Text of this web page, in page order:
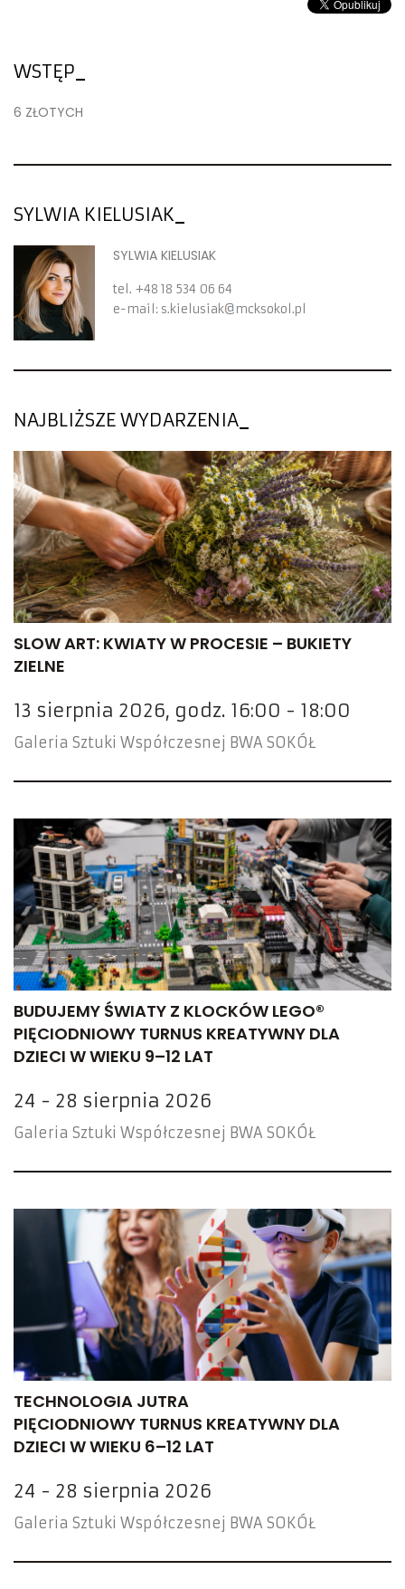
WSTĘP
6 ZŁOTYCH
SYLWIA KIELUSIAK
SYLWIA KIELUSIAK
tel. +48 18 534 06 64
e-mail: s.kielusiak mcksokol.pl
NAJBLIŻSZE WYDARZENIA
SLOW ART: KWIATY W PROCESIE – BUKIETY
ZIELNE
13 sierpnia 2026, godz. 16:00 - 18:00
Galeria Sztuki Współczesnej BWA SOKÓŁ
BUDUJEMY ŚWIATY Z KLOCKÓW LEGO®
PIĘCIODNIOWY TURNUS KREATYWNY DLA
DZIECI W WIEKU 9–12 LAT
24 - 28 sierpnia 2026
Galeria Sztuki Współczesnej BWA SOKÓŁ
TECHNOLOGIA JUTRA
PIĘCIODNIOWY TURNUS KREATYWNY DLA
DZIECI W WIEKU 6–12 LAT
24 - 28 sierpnia 2026
Galeria Sztuki Współczesnej BWA SOKÓŁ